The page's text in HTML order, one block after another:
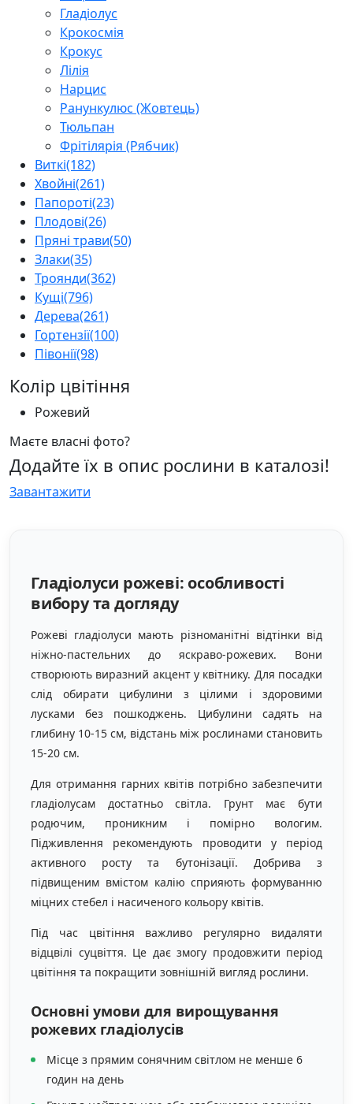
Гладіолус
Крокосмія
Крокус
Лілія
Нарцис
Ранункулюс (Жовтець)
Тюльпан
Фрітілярія (Рябчик)
Виткі(182)
Хвойні(261)
Папороті(23)
Плодові(26)
Пряні трави(50)
Злаки(35)
Троянди(362)
Кущі(796)
Дерева(261)
Гортензії(100)
Півонії(98)
Колір цвітіння
Рожевий
Маєте власні фото?
Додайте їх в опис рослини в каталозі!
Завантажити
Гладіолуси рожеві: особливості
вибору та догляду
Рожеві гладіолуси мають різноманітні відтінки від
ніжно-пастельних до яскраво-рожевих. Вони
створюють виразний акцент у квітнику. Для посадки
слід обирати цибулини з цілими і здоровими
лусками без пошкоджень. Цибулини садять на
глибину 10-15 см, відстань між рослинами становить
15-20 см.
Для отримання гарних квітів потрібно забезпечити
гладіолусам достатньо світла. Грунт має бути
родючим, проникним і помірно вологим.
Підживлення рекомендують проводити у період
активного росту та бутонізації. Добрива з
підвищеним вмістом калію сприяють формуванню
міцних стебел і насиченого кольору квітів.
Під час цвітіння важливо регулярно видаляти
відцвілі суцвіття. Це дає змогу продовжити період
цвітіння та покращити зовнішній вигляд рослини.
Основні умови для вирощування
рожевих гладіолусів
Місце з прямим сонячним світлом не менше 6
годин на день